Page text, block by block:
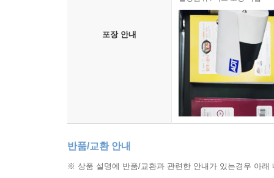
포장 안내
반품/교환 안내
※ 상품 설명에 반품/교환과 관련한 안내가 있는경우 아